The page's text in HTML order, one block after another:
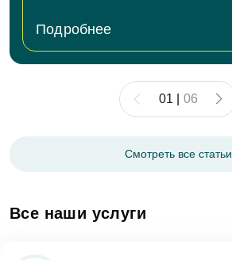
01 06
Подробнее
Смотреть все статьи
Все наши услуги